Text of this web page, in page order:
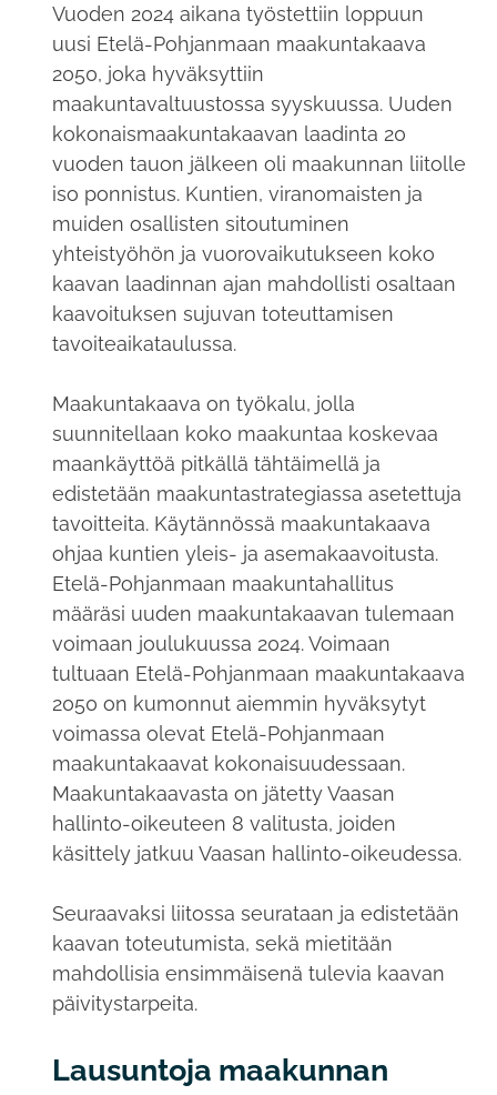
Vuoden 2024 aikana työstettiin loppuun
uusi Etelä-Pohjanmaan maakuntakaava
2050, joka hyväksyttiin
maakuntavaltuustossa syyskuussa. Uuden
kokonaismaakuntakaavan laadinta 20
vuoden tauon jälkeen oli maakunnan liitolle
iso ponnistus. Kuntien, viranomaisten ja
muiden osallisten sitoutuminen
yhteistyöhön ja vuorovaikutukseen koko
kaavan laadinnan ajan mahdollisti osaltaan
kaavoituksen sujuvan toteuttamisen
tavoiteaikataulussa.
Maakuntakaava on työkalu, jolla
suunnitellaan koko maakuntaa koskevaa
maankäyttöä pitkällä tähtäimellä ja
edistetään maakuntastrategiassa asetettuja
tavoitteita. Käytännössä maakuntakaava
ohjaa kuntien yleis- ja asemakaavoitusta.
Etelä-Pohjanmaan maakuntahallitus
määräsi uuden maakuntakaavan tulemaan
voimaan joulukuussa 2024. Voimaan
tultuaan Etelä-Pohjanmaan maakuntakaava
2050 on kumonnut aiemmin hyväksytyt
voimassa olevat Etelä-Pohjanmaan
maakuntakaavat kokonaisuudessaan.
Maakuntakaavasta on jätetty Vaasan
hallinto-oikeuteen 8 valitusta, joiden
käsittely jatkuu Vaasan hallinto-oikeudessa.
Seuraavaksi liitossa seurataan ja edistetään
kaavan toteutumista, sekä mietitään
mahdollisia ensimmäisenä tulevia kaavan
päivitystarpeita.
Lausuntoja maakunnan